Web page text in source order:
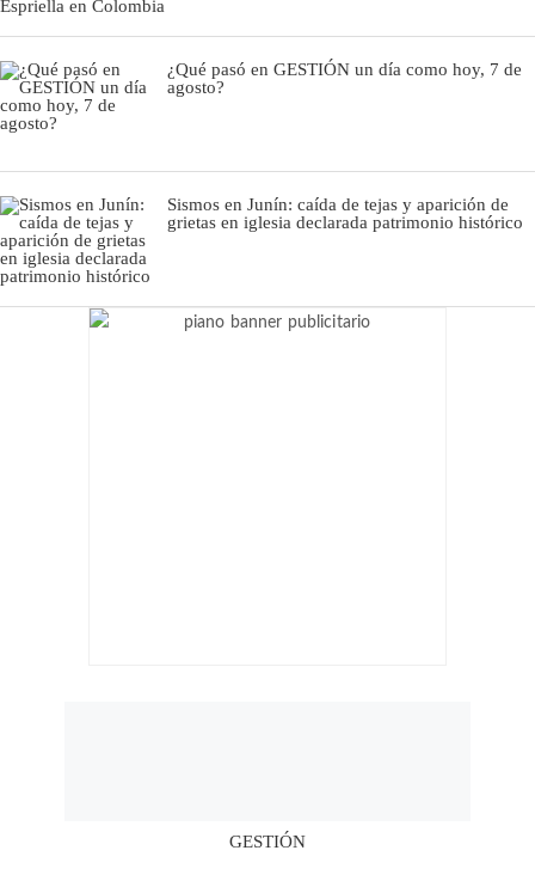
¿Qué pasó en GESTIÓN un día como hoy, 7 de
agosto?
Sismos en Junín: caída de tejas y aparición de
grietas en iglesia declarada patrimonio histórico